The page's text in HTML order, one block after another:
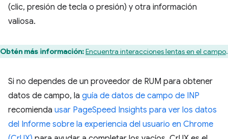
(clic, presión de tecla o presión) y otra información
valiosa.
Obtén más información:Encuentra interacciones lentas en el campo.
Si no dependes de un proveedor de RUM para obtener
datos de campo, la guía de datos de campo de INP
recomienda usar PageSpeed Insights para ver los datos
del Informe sobre la experiencia del usuario en Chrome